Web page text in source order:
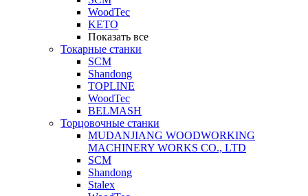
WoodTec
KETO
Показать все
Токарные станки
SCM
Shandong
TOPLINE
WoodTec
BELMASH
Торцовочные станки
MUDANJIANG WOODWORKING
MACHINERY WORKS CO., LTD
SCM
Shandong
Stalex